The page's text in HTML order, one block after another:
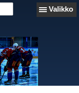
Valikko